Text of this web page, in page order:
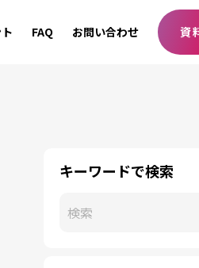
FAQ お問い合わせ 資
キーワードで検索
これは、自動候補機能付き